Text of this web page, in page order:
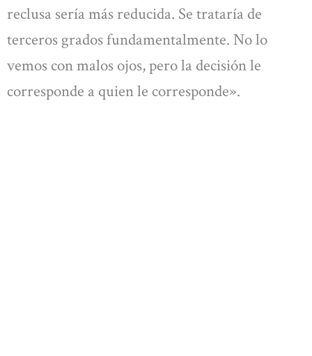
reclusa sería más reducida. Se trataría de
terceros grados fundamentalmente. No lo
vemos con malos ojos, pero la decisión le
corresponde a quien le corresponde».